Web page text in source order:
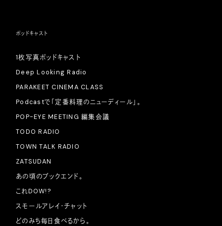
ポッドキャスト
1枚写真ポッドキャスト
Deep Looking Radio
PARAKEET CINEMA CLASS
Podcastで「定番料理のニューディール」。
POP-EYE MEETING 編集会議
TODO RADIO
TOWN TALK RADIO
ZATSUDAN
あの頃のブックエンド。
これDOW!?
スモールアレイ・チャット
どのみち毎日食べるから。